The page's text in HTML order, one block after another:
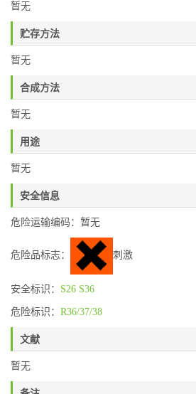
暂无
贮存方法
暂无
合成方法
暂无
用途
暂无
安全信息
危险运输编码：暂无
危险品标志： 刺激
安全标识： S26 S36
危险标识： R36/37/38
文献
暂无